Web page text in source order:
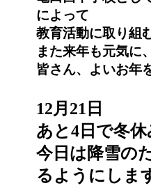
によって
教育活動に取り組
また来年も元気に
皆さん、よいお年
12月21日
あと4日で冬
今日は降雪の
るようにしま